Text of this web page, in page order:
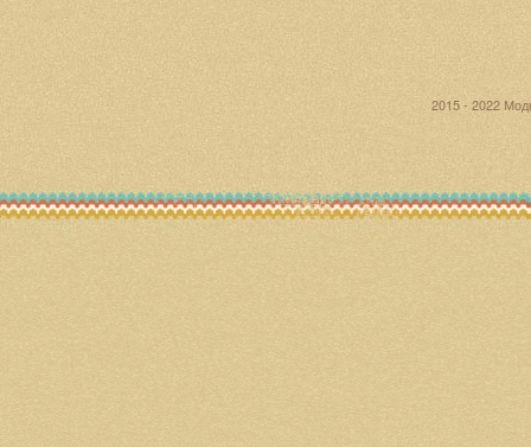
2015 - 2022